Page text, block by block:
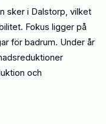
sker i Dalstorp, vilket
Fokus ligger på
för badrum. Under år
och